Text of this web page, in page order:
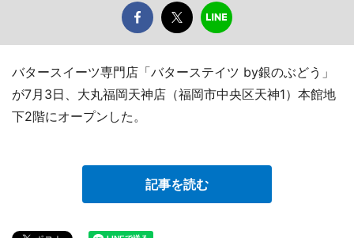
バタースイーツ専門店「バターステイツ by銀のぶどう」
が7月3日、大丸福岡天神店（福岡市中央区天神1）本館地
下2階にオープンした。
記事を読む